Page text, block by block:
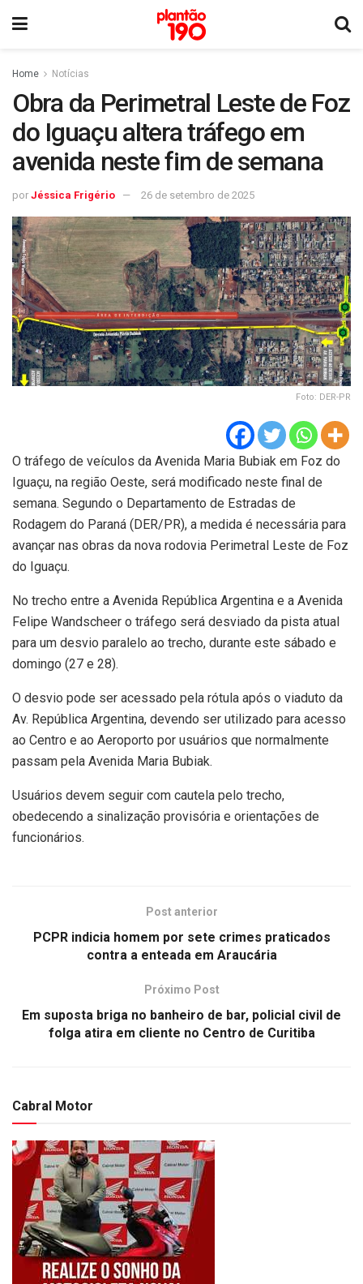
Home Notícias
Obra da Perimetral Leste de Foz
do Iguaçu altera tráfego em
avenida neste fim de semana
por Jéssica Frigério 26 de setembro de 2025
Foto: DER-PR
O tráfego de veículos da Avenida Maria Bubiak em Foz do
Iguaçu, na região Oeste, será modificado neste final de
semana. Segundo o Departamento de Estradas de
Rodagem do Paraná (DER/PR), a medida é necessária para
avançar nas obras da nova rodovia Perimetral Leste de Foz
do Iguaçu.
No trecho entre a Avenida República Argentina e a Avenida
Felipe Wandscheer o tráfego será desviado da pista atual
para um desvio paralelo ao trecho, durante este sábado e
domingo (27 e 28).
O desvio pode ser acessado pela rótula após o viaduto da
Av. República Argentina, devendo ser utilizado para acesso
ao Centro e ao Aeroporto por usuários que normalmente
passam pela Avenida Maria Bubiak.
Usuários devem seguir com cautela pelo trecho,
obedecendo a sinalização provisória e orientações de
funcionários.
Post anterior
PCPR indicia homem por sete crimes praticados
contra a enteada em Araucária
Próximo Post
Em suposta briga no banheiro de bar, policial civil de
folga atira em cliente no Centro de Curitiba
Cabral Motor